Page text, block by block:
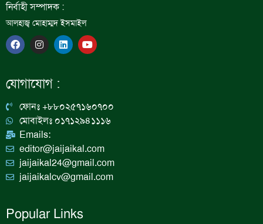
নির্বাহী সম্পাদক :
আলহাজ্ব মোহাম্মদ ইসমাইল
F
a
c
b
o
I
n
s
a
g
a
m
L
i
n
n
Y
o
u
যোগাযোগ :
ফোনঃ +৮৮০২৫৭১৬০৭০০
মোবাইলঃ ০১৭১২৯৪১১১৬
Emails:
editor@jaijaikal.com
jaijaikal24@gmail.com
jaijaikalcv@gmail.com
Popular Links